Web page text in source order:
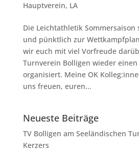
Hauptverein, LA
Die Leichtathletik
und pünktlich zur
wir euch mit viel Vorfreude
Turnverein Bolligen wieder einen
organisiert. Meine OK
uns freuen, euren...
Neueste Beiträge
TV Bolligen am Seeländischen
Kerzers